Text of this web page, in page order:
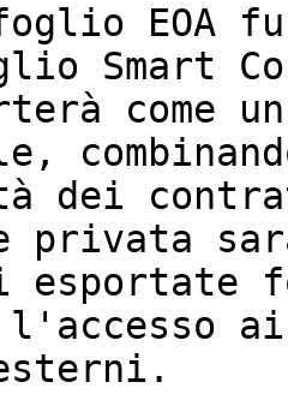
EOA
Smart
come
dei
privata
esportate
l'accesso